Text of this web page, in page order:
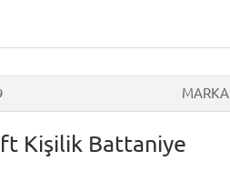
MARKA
Kişilik Battaniye